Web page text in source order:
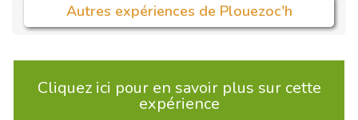
Autres expériences de Plouezoc'h
Cliquez ici pour en savoir plus sur cette
expérience